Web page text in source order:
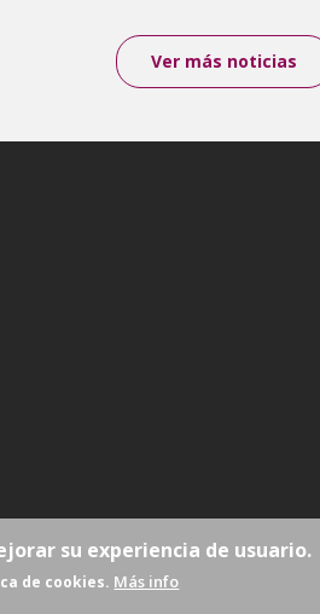
Ver más noticias
su experiencia de usuario.
de cookies. Más info